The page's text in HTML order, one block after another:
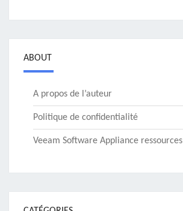
ABOUT
A propos de l’auteur
Politique de confidentialité
Veeam Software Appliance ressources